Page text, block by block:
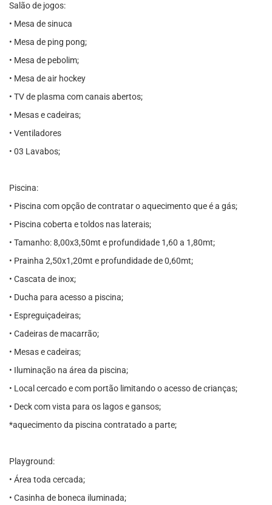
Salão de jogos:
• Mesa de sinuca
• Mesa de ping pong;
• Mesa de pebolim;
• Mesa de air hockey
• TV de plasma com canais abertos;
• Mesas e cadeiras;
• Ventiladores
• 03 Lavabos;
Piscina:
• Piscina com opção de contratar o aquecimento que é a gás;
• Piscina coberta e toldos nas laterais;
• Tamanho: 8,00x3,50mt e profundidade 1,60 a 1,80mt;
• Prainha 2,50x1,20mt e profundidade de 0,60mt;
• Cascata de inox;
• Ducha para acesso a piscina;
• Espreguiçadeiras;
• Cadeiras de macarrão;
• Mesas e cadeiras;
• Iluminação na área da piscina;
• Local cercado e com portão limitando o acesso de crianças;
• Deck com vista para os lagos e gansos;
*aquecimento da piscina contratado a parte;
Playground:
• Área toda cercada;
• Casinha de boneca iluminada;